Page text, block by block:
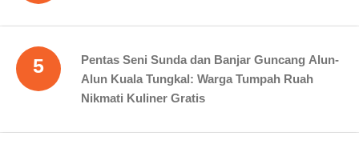
5
Pentas Seni Sunda dan Banjar Guncang Alun-
Alun Kuala Tungkal: Warga Tumpah Ruah
Nikmati Kuliner Gratis